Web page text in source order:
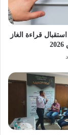
قراءة الغاز